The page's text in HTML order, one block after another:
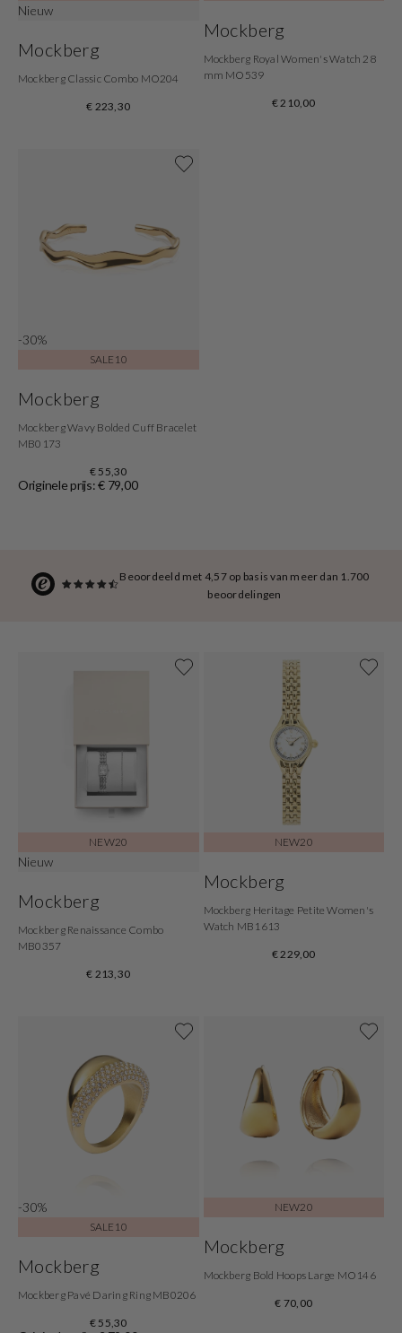
Beoordeeld met 4,57 op basis van meer dan 1.700
beoordelingen
Nieuw
Mockberg
Mockberg Classic Combo MO204
€ 223,30
Mockberg
Mockberg Royal Women's Watch 28
mm MO539
€ 210,00
-30%
SALE10
Mockberg
Mockberg Wavy Bolded Cuff Bracelet
MB0173
€ 55,30
Originele prijs: € 79,00
NEW20
Nieuw
Mockberg
Mockberg Renaissance Combo
MB0357
€ 213,30
NEW20
Mockberg
Mockberg Heritage Petite Women's
Watch MB1613
€ 229,00
-30%
SALE10
Mockberg
Mockberg Pavé Daring Ring MB0206
€ 55,30
NEW20
Mockberg
Mockberg Bold Hoops Large MO146
€ 70,00